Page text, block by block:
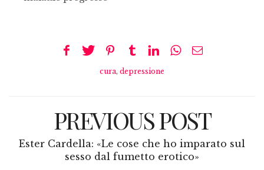
cura, depressione
PREVIOUS POST
Ester Cardella: «Le cose che ho imparato sul
sesso dal fumetto erotico»